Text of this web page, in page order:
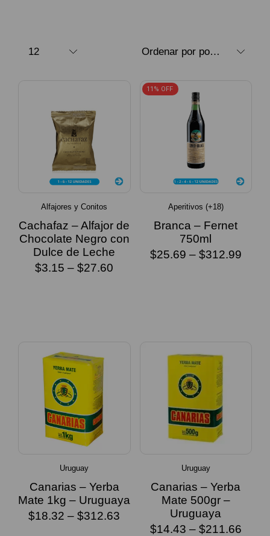
Alfajores y Conitos
Cachafaz – Alfajor de
Chocolate Negro con
Dulce de Leche
$3.15 – $27.60
11% OFF
Aperitivos (+18)
Branca – Fernet
750ml
$25.69 – $312.99
Uruguay
Canarias – Yerba
Mate 1kg – Uruguaya
$18.32 – $312.63
Uruguay
Canarias – Yerba
Mate 500gr –
Uruguaya
$14.43 – $211.66